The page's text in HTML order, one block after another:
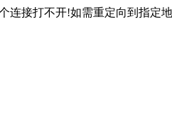
连接打不开!如需重定向到指定